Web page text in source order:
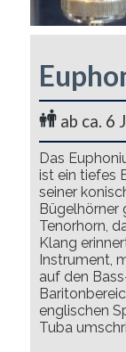
ab ca. 6
Das
ist ein tiefes
seiner
Bügelhörner
Tenorhorn,
Klang
Instrument,
auf den
englischen
Tuba